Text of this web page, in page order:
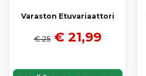
Varaston Etuvariaattori
€ 25 € 21,99